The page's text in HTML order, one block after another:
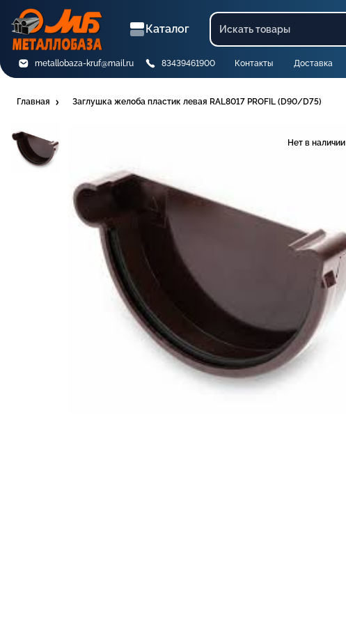
Каталог
metallobaza-kruf@mail.ru 83439461900 Контакты Доставка
Главная Заглушка желоба пластик левая RAL8017 PROFIL (D90/D75)
Нет в наличии